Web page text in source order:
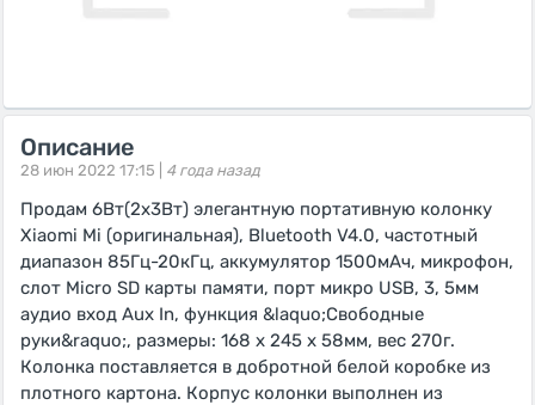
Описание
28 июн 2022 17:15 | 4 года назад
Продам 6Вт(2х3Вт) элегантную портативную колонку
Xiaomi Mi (оригинальная), Bluetooth V4.0, частотный
диапазон 85Гц-20кГц, аккумулятор 1500мАч, микрофон,
слот Micro SD карты памяти, порт микро USB, 3, 5мм
аудио вход Aux In, функция &laquo;Свободные
руки&raquo;, размеры: 168 х 245 x 58мм, вес 270г.
Колонка поставляется в добротной белой коробке из
плотного картона. Корпус колонки выполнен из